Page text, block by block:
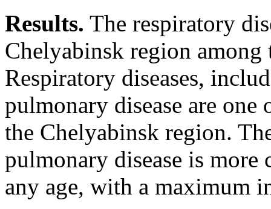
Results. The respiratory
Chelyabinsk region
Respiratory diseases,
pulmonary disease are one
the Chelyabinsk region.
pulmonary disease is
any age, with a maximum